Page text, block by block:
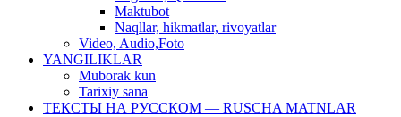
Maktubot
Naqllar, hikmatlar, rivoyatlar
Video, Audio,Foto
YANGILIKLAR
Muborak kun
Tarixiy sana
ТЕКСТЫ НА РУССКОМ — RUSCHA MATNLAR